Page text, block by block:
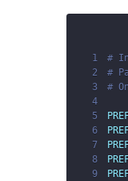
1
#
2
#
3
#
4
5
6
7
8
9